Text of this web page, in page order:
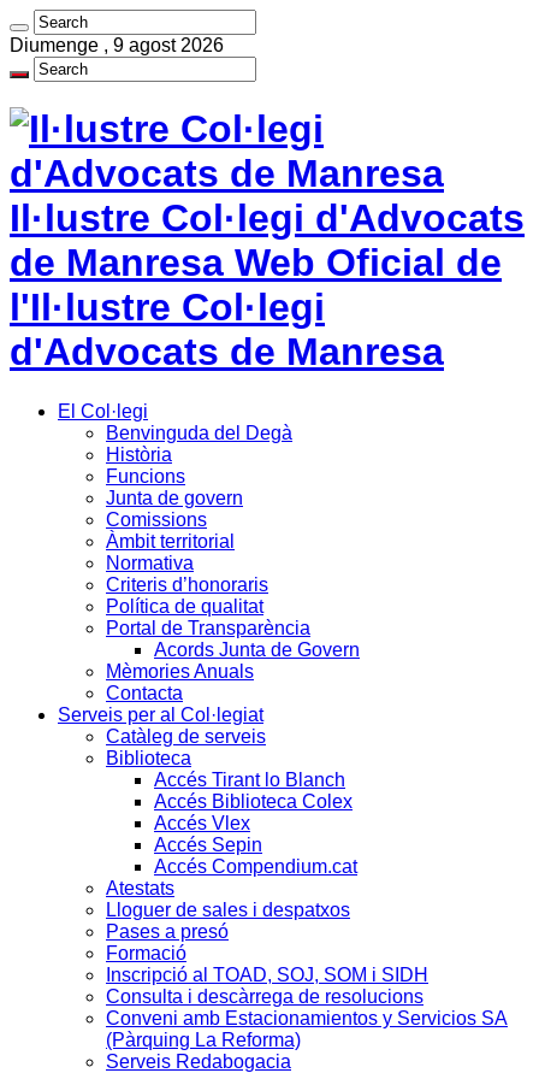
Diumenge , 9 agost 2026
Il·lustre Col·legi d'Advocats
de Manresa Web Oficial de
l'Il·lustre Col·legi
d'Advocats de Manresa
El Col·legi
Benvinguda del Degà
Història
Funcions
Junta de govern
Comissions
Àmbit territorial
Normativa
Criteris d’honoraris
Política de qualitat
Portal de Transparència
Acords Junta de Govern
Mèmories Anuals
Contacta
Serveis per al Col·legiat
Catàleg de serveis
Biblioteca
Accés Tirant lo Blanch
Accés Biblioteca Colex
Accés Vlex
Accés Sepin
Accés Compendium.cat
Atestats
Lloguer de sales i despatxos
Pases a presó
Formació
Inscripció al TOAD, SOJ, SOM i SIDH
Consulta i descàrrega de resolucions
Conveni amb Estacionamientos y Servicios SA
(Pàrquing La Reforma)
Serveis Redabogacia